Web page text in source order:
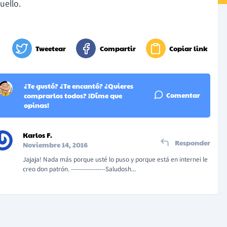
Tweetear Compartir Copiar link
¿Te gustó? ¿Te encantó? ¿Quieres
comprarlos todos? ¡Díme que
opinas!
Comentar
Karlos F.
Noviembre 14, 2016
Jajaja! Nada más porque usté lo puso y porque está en internei le
creo don patrón. -----------------Saludosh...
Responder